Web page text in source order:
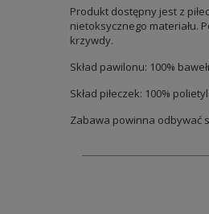
Produkt dostępny jest z
nietoksycznego materiału.
krzywdy.
Skład pawilonu: 100%
Skład piłeczek: 100%
Zabawa powinna odbywać